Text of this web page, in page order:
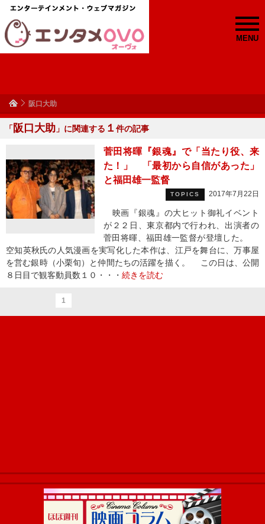
MENU
阪口大助
「 阪口大助 」に関連する １ 件の記事
菅田将暉『銀魂』で「当たり役、来
た！」 「最初から自信があった」
と福田雄一監督
TOPICS 2017年7月22日
映画『銀魂』の大ヒット御礼イベント
が２２日、東京都内で行われ、出演者の
菅田将暉、福田雄一監督が登壇した。
空知英秋氏の人気漫画を実写化した本作は、江戸を舞台に、万事屋
を営む銀時（小栗旬）と仲間たちの活躍を描く。 この日は、公開
８日目で観客動員数１０・・・ 続きを読む
1